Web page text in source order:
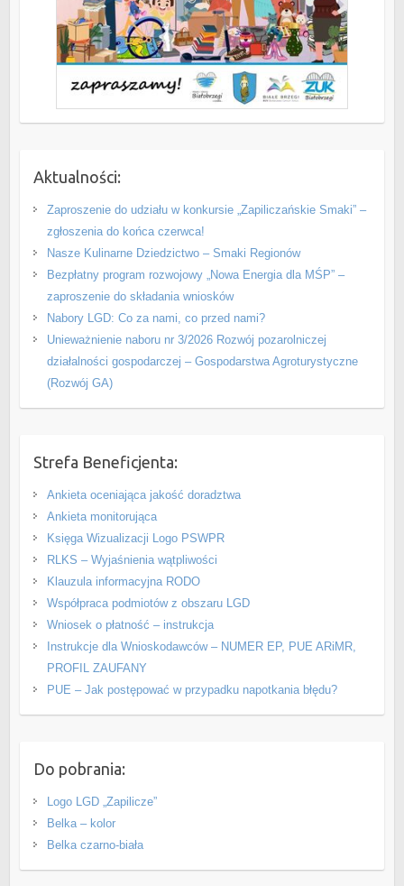
Aktualności:
Zaproszenie do udziału w konkursie „Zapiliczańskie Smaki” –
zgłoszenia do końca czerwca!
Nasze Kulinarne Dziedzictwo – Smaki Regionów
Bezpłatny program rozwojowy „Nowa Energia dla MŚP” –
zaproszenie do składania wniosków
Nabory LGD: Co za nami, co przed nami?
Unieważnienie naboru nr 3/2026 Rozwój pozarolniczej
działalności gospodarczej – Gospodarstwa Agroturystyczne
(Rozwój GA)
Strefa Beneficjenta:
Ankieta oceniająca jakość doradztwa
Ankieta monitorująca
Księga Wizualizacji Logo PSWPR
RLKS – Wyjaśnienia wątpliwości
Klauzula informacyjna RODO
Współpraca podmiotów z obszaru LGD
Wniosek o płatność – instrukcja
Instrukcje dla Wnioskodawców – NUMER EP, PUE ARiMR,
PROFIL ZAUFANY
PUE – Jak postępować w przypadku napotkania błędu?
Do pobrania:
Logo LGD „Zapilicze”
Belka – kolor
Belka czarno-biała